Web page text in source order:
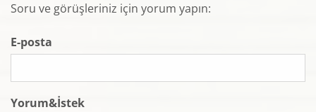
Soru ve görüşleriniz için yorum yapın:
E-posta
Yorum&İstek